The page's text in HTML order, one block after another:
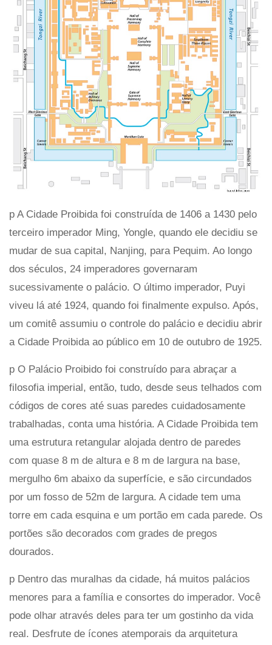
p A Cidade Proibida foi construída de 1406 a 1430 pelo
terceiro imperador Ming, Yongle, quando ele decidiu se
mudar de sua capital, Nanjing, para Pequim. Ao longo
dos séculos, 24 imperadores governaram
sucessivamente o palácio. O último imperador, Puyi
viveu lá até 1924, quando foi finalmente expulso. Após,
um comitê assumiu o controle do palácio e decidiu abrir
a Cidade Proibida ao público em 10 de outubro de 1925.
p O Palácio Proibido foi construído para abraçar a
filosofia imperial, então, tudo, desde seus telhados com
códigos de cores até suas paredes cuidadosamente
trabalhadas, conta uma história. A Cidade Proibida tem
uma estrutura retangular alojada dentro de paredes
com quase 8 m de altura e 8 m de largura na base,
mergulho 6m abaixo da superfície, e são circundados
por um fosso de 52m de largura. A cidade tem uma
torre em cada esquina e um portão em cada parede. Os
portões são decorados com grades de pregos
dourados.
p Dentro das muralhas da cidade, há muitos palácios
menores para a família e consortes do imperador. Você
pode olhar através deles para ter um gostinho da vida
real. Desfrute de ícones atemporais da arquitetura